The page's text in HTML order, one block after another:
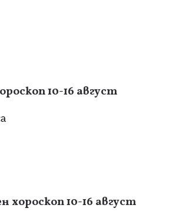
10-16 август
хороскоп 10-16 август